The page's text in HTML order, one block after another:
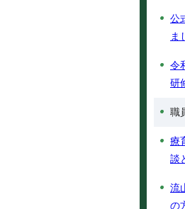
公
ま
令
研
職
療
談
流
の